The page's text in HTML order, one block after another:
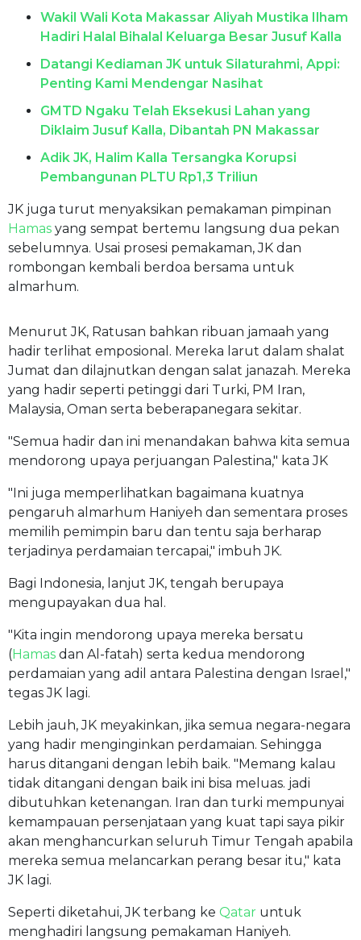
Wakil Wali Kota Makassar Aliyah Mustika Ilham
Hadiri Halal Bihalal Keluarga Besar Jusuf Kalla
Datangi Kediaman JK untuk Silaturahmi, Appi:
Penting Kami Mendengar Nasihat
GMTD Ngaku Telah Eksekusi Lahan yang
Diklaim Jusuf Kalla, Dibantah PN Makassar
Adik JK, Halim Kalla Tersangka Korupsi
Pembangunan PLTU Rp1,3 Triliun
JK juga turut menyaksikan pemakaman pimpinan
Hamas yang sempat bertemu langsung dua pekan
sebelumnya. Usai prosesi pemakaman, JK dan
rombongan kembali berdoa bersama untuk
almarhum.
Menurut JK, Ratusan bahkan ribuan jamaah yang
hadir terlihat emposional. Mereka larut dalam shalat
Jumat dan dilajnutkan dengan salat janazah. Mereka
yang hadir seperti petinggi dari Turki, PM Iran,
Malaysia, Oman serta beberapanegara sekitar.
"Semua hadir dan ini menandakan bahwa kita semua
mendorong upaya perjuangan Palestina," kata JK
"Ini juga memperlihatkan bagaimana kuatnya
pengaruh almarhum Haniyeh dan sementara proses
memilih pemimpin baru dan tentu saja berharap
terjadinya perdamaian tercapai," imbuh JK.
Bagi Indonesia, lanjut JK, tengah berupaya
mengupayakan dua hal.
"Kita ingin mendorong upaya mereka bersatu
(Hamas dan Al-fatah) serta kedua mendorong
perdamaian yang adil antara Palestina dengan Israel,"
tegas JK lagi.
Lebih jauh, JK meyakinkan, jika semua negara-negara
yang hadir menginginkan perdamaian. Sehingga
harus ditangani dengan lebih baik. "Memang kalau
tidak ditangani dengan baik ini bisa meluas. jadi
dibutuhkan ketenangan. Iran dan turki mempunyai
kemampauan persenjataan yang kuat tapi saya pikir
akan menghancurkan seluruh Timur Tengah apabila
mereka semua melancarkan perang besar itu," kata
JK lagi.
Seperti diketahui, JK terbang ke Qatar untuk
menghadiri langsung pemakaman Haniyeh.